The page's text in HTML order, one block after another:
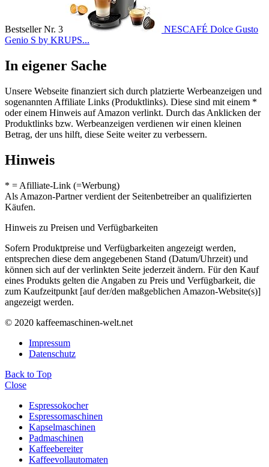
Bestseller Nr. 3
NESCAFÉ Dolce Gusto
Genio S by KRUPS...
In eigener Sache
Unsere Webseite finanziert sich durch platzierte Werbeanzeigen und
sogenannten Affiliate Links (Produktlinks). Diese sind mit einem *
oder einem Hinweis auf Amazon verlinkt. Durch das Anklicken der
Produktlinks bzw. Werbeanzeigen verdienen wir einen kleinen
Betrag, der uns hilft, diese Seite weiter zu verbessern.
Hinweis
* = Afilliate-Link (=Werbung)
Als Amazon-Partner verdient der Seitenbetreiber an qualifizierten
Käufen.
Hinweis zu Preisen und Verfügbarkeiten
Sofern Produktpreise und Verfügbarkeiten angezeigt werden,
entsprechen diese dem angegebenen Stand (Datum/Uhrzeit) und
können sich auf der verlinkten Seite jederzeit ändern. Für den Kauf
eines Produkts gelten die Angaben zu Preis und Verfügbarkeit, die
zum Kaufzeitpunkt [auf der/den maßgeblichen Amazon-Website(s)]
angezeigt werden.
© 2020 kaffeemaschinen-welt.net
Impressum
Datenschutz
Back to Top
Close
Espressokocher
Espressomaschinen
Kapselmaschinen
Padmaschinen
Kaffeebereiter
Kaffeevollautomaten